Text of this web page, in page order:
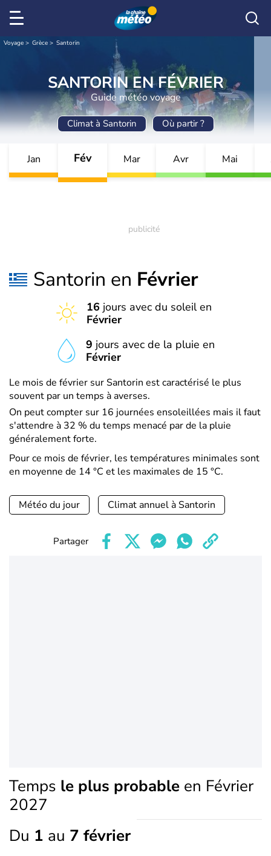
Voyage Grèce Santorin
SANTORIN EN FÉVRIER
Guide météo voyage
Climat à Santorin Où partir ?
Jan Fév Mar Avr Mai
Santorin en Février
16 jours avec du soleil en
Février
9 jours avec de la pluie en
Février
Le mois de février sur Santorin est caractérisé le plus
souvent par un temps à averses.
On peut compter sur 16 journées ensoleillées mais il faut
s'attendre à 32 % du temps menacé par de la pluie
généralement forte.
Pour ce mois de février, les températures minimales sont
en moyenne de 14 °C et les maximales de 15 °C.
Météo du jour Climat annuel à Santorin
Partager
Temps le plus probable en Février
2027
Du 1 au 7 février